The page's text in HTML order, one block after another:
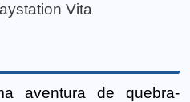
Vita
aventura de quebra-